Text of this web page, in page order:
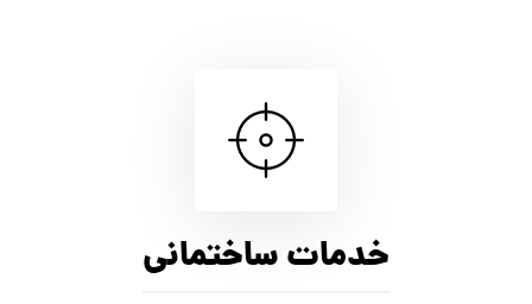
خدمات ساختمانی